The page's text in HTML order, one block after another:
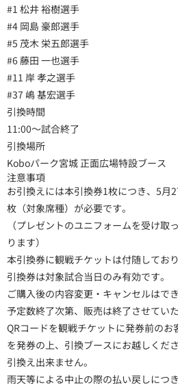
#1 松井 裕樹選手
#4 岡島 豪郎選手
#5 茂木 栄五郎選手
#6 藤田 一也選手
#11 岸 孝之選手
#37 嶋 基宏選手
引換時間
11:00～試合終了
引換場所
Koboパーク宮城 正面広場特設ブース
注意事項
お引換えには本引換券1枚につき、5月
枚（対象席種）が必要です。
（プレゼントのユニフォームを受け取
ります）
本引換券に観戦チケットは付随しており
引換券は対象試合当日のみ有効です。
ご購入後の内容変更・キャンセルはでき
予定数終了次第、販売は終了させていた
QRコードを観戦チケットに発券前の
を発券の上、引換ブースにお越しくだ
引換え出来ません。
雨天等による中止の際の払い戻しにつき